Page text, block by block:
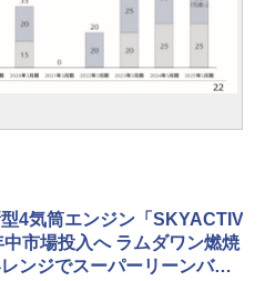
4気筒エンジン「SKYACTIV
市場投入へ ラムダワン燃焼
ンジでスーパーリーンバー